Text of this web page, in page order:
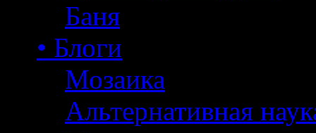
Баня
• Блоги
Мозаика
Альтернативная